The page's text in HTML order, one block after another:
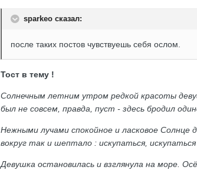
sparkeo сказал:
после таких постов чувствуешь себя ослом.
Тост в тему !
Солнечным летним утром редкой красоты
был не совсем, правда, пуст - здесь бродил
Нежными лучами спокойное и ласковое Солнце
вокруг так и шептало : искупаться, искупаться
Девушка остановилась и взглянула на море.